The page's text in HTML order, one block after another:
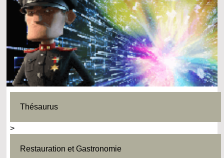
Thésaurus
>
Restauration et Gastronomie